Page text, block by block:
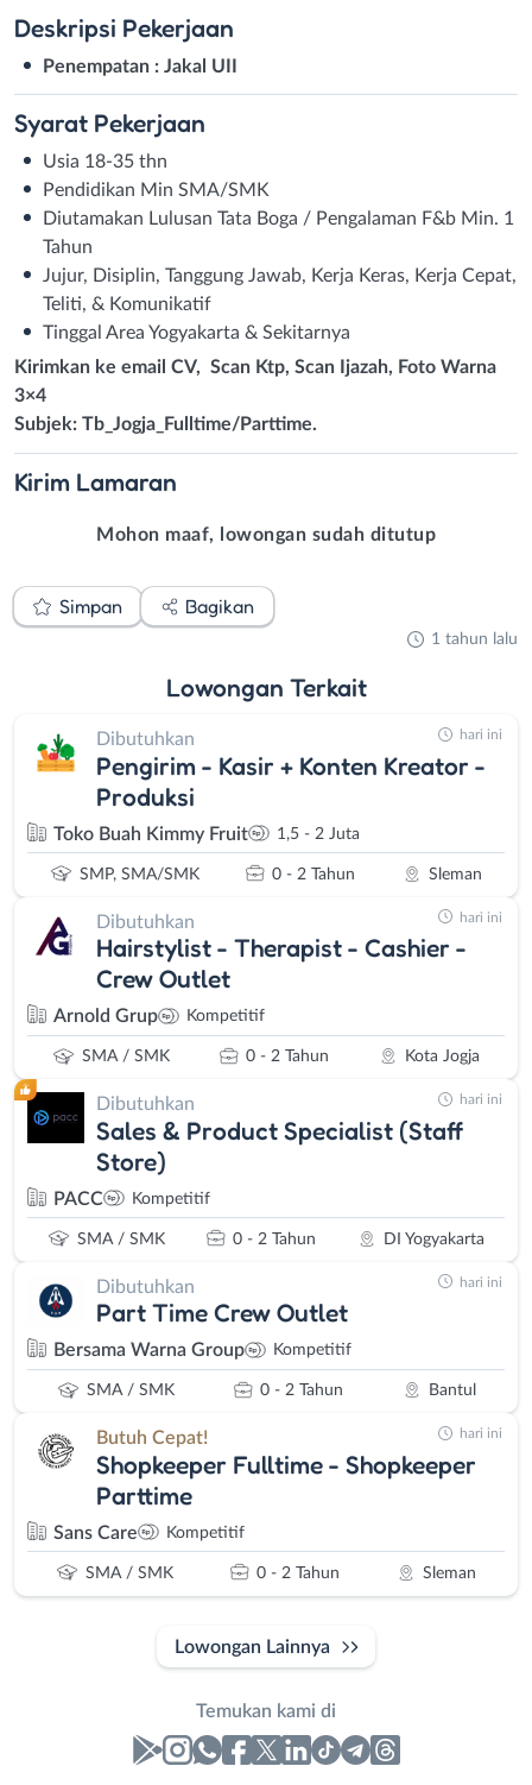
Deskripsi Pekerjaan
Penempatan : Jakal UII
Syarat Pekerjaan
Usia 18-35 thn
Pendidikan Min SMA/SMK
Diutamakan Lulusan Tata Boga / Pengalaman F&b Min. 1
Tahun
Jujur, Disiplin, Tanggung Jawab, Kerja Keras, Kerja Cepat,
Teliti, & Komunikatif
Tinggal Area Yogyakarta & Sekitarnya
Kirimkan ke email CV, Scan Ktp, Scan Ijazah, Foto Warna
3×4
Subjek: Tb_Jogja_Fulltime/Parttime.
Kirim Lamaran
Mohon maaf, lowongan sudah ditutup
Simpan Bagikan
1 tahun lalu
Lowongan Terkait
Dibutuhkan
Pengirim - Kasir + Konten Kreator -
Produksi
Toko Buah Kimmy Fruit 1,5 - 2 Juta
SMP, SMA/SMK 0 - 2 Tahun Sleman
hari ini
Dibutuhkan
Hairstylist - Therapist - Cashier -
Crew Outlet
Arnold Grup Kompetitif
SMA / SMK 0 - 2 Tahun Kota Jogja
hari ini
Dibutuhkan
Sales & Product Specialist (Staff
Store)
PACC Kompetitif
SMA / SMK 0 - 2 Tahun DI Yogyakarta
hari ini
Dibutuhkan
Part Time Crew Outlet
Bersama Warna Group Kompetitif
SMA / SMK 0 - 2 Tahun Bantul
hari ini
Butuh Cepat!
Shopkeeper Fulltime - Shopkeeper
Parttime
Sans Care Kompetitif
SMA / SMK 0 - 2 Tahun Sleman
hari ini
Lowongan Lainnya
Temukan kami di